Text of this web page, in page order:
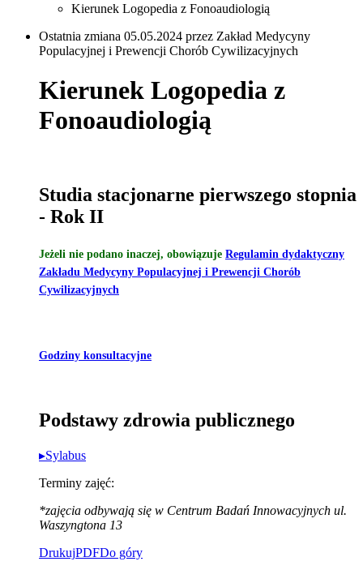
Kierunek Logopedia z Fonoaudiologią
Ostatnia zmiana 05.05.2024 przez Zakład Medycyny
Populacyjnej i Prewencji Chorób Cywilizacyjnych
Kierunek Logopedia z
Fonoaudiologią
Studia stacjonarne pierwszego stopnia
- Rok II
Jeżeli nie podano inaczej, obowiązuje Regulamin dydaktyczny
Zakładu Medycyny Populacyjnej i Prewencji Chorób
Cywilizacyjnych
Godziny konsultacyjne
Podstawy zdrowia publicznego
▸Sylabus
Terminy zajęć:
*zajęcia odbywają się w Centrum Badań Innowacyjnych ul.
Waszyngtona 13
DrukujPDFDo góry